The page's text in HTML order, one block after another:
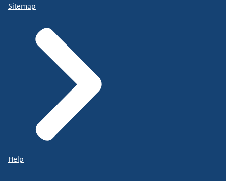
Sitemap
Help